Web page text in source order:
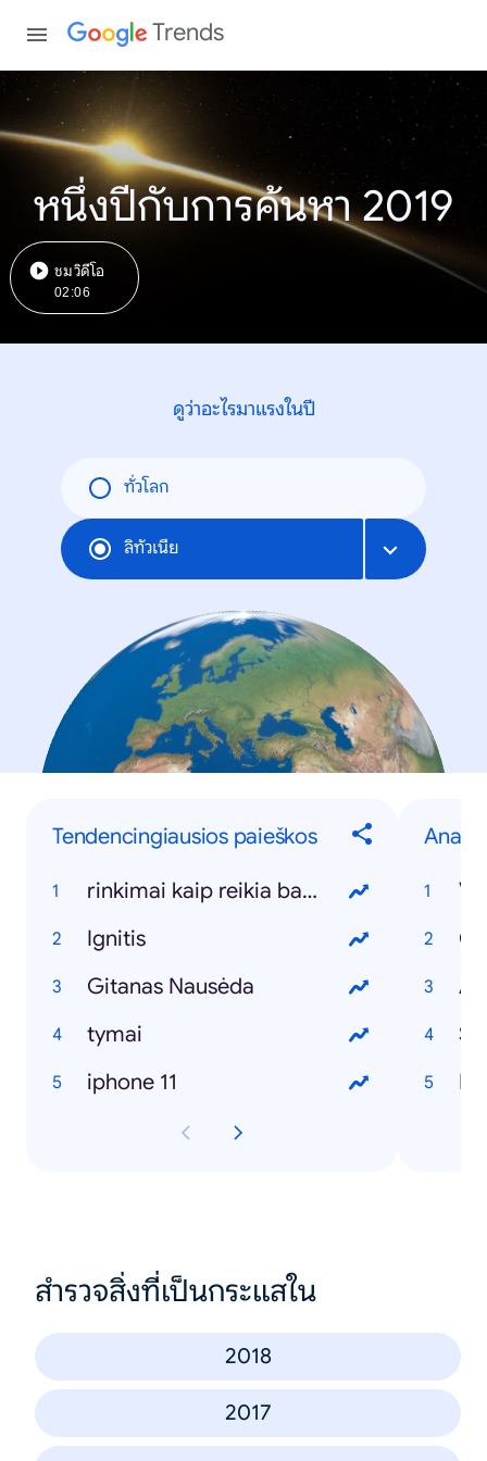
Trends
หนึ่งปีกับการค้นหา 2019
ชมวิดีโอ
02:06
ดูว่าอะไรมาแรงในปี
ทั่วโลก
ลิทัวเนีย
Tendencingiausios paieškos
rinkimai kaip reikia balsuoti
Ignitis
Gitanas Nausėda
tymai
iphone 11
สำรวจสิ่งที่เป็นกระแสใน
2018
2017